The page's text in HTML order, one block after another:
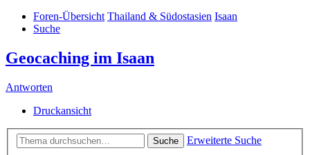
Foren-Übersicht Thailand & Südostasien Isaan
Suche
Geocaching im Isaan
Antworten
Druckansicht
Suche
Erweiterte Suche